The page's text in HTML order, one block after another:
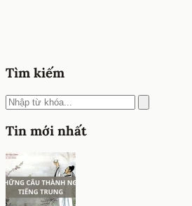
Tìm kiếm
Tin mới nhất